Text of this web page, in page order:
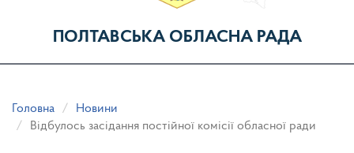
ПОЛТАВСЬКА ОБЛАСНА РАДА
Головна
Новини
Відбулось засідання постійної комісії обласної ради